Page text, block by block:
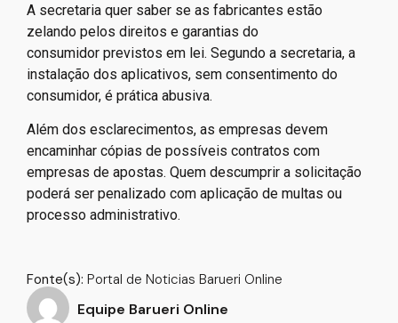
A secretaria quer saber se as fabricantes estão
zelando pelos direitos e garantias do
consumidor previstos em lei. Segundo a secretaria, a
instalação dos aplicativos, sem consentimento do
consumidor, é prática abusiva.
Além dos esclarecimentos, as empresas devem
encaminhar cópias de possíveis contratos com
empresas de apostas. Quem descumprir a solicitação
poderá ser penalizado com aplicação de multas ou
processo administrativo.
Fonte(s): Portal de Noticias Barueri Online
Equipe Barueri Online